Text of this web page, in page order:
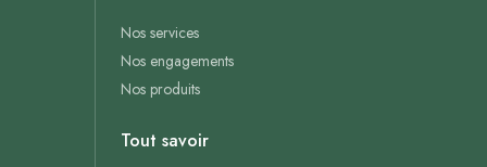
Nos services
Nos engagements
Nos produits
Tout savoir